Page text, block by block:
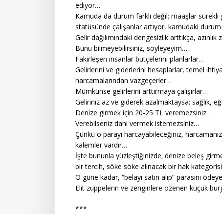
ediyor…
Kamuda da durum farklı değil; maaşlar
statüsünde çalışanlar artıyor, kamudaki
Gelir dağılımındaki dengesizlik arttıkça,
Bunu bilmeyebilirsiniz, söyleyeyim…
Fakirleşen insanlar bütçelerini planlarlar…
Gelirlerini ve giderlerini hesaplarlar, temel
harcamalarından vazgeçerler…
Mümkünse gelirlerini arttırmaya çalışırlar…
Geliriniz az ve giderek azalmaktaysa; sağlık,
Denize girmek için 20-25 TL veremezsiniz…
Verebilseniz dahi vermek istemezsiniz…
Çünkü o parayı harcayabileceğiniz,
kalemler vardır…
İşte bununla yüzleştiğinizde; denize beleş
bir tercih, söke söke alınacak bir hak
O güne kadar, “belayı satın alıp” parasını
Elit züppelerin ve zenginlere özenen küçük
***